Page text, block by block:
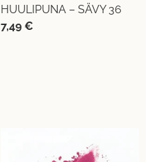
HUULIPUNA – SÄVY 36
7,49 €